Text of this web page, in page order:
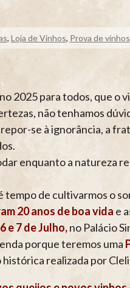
, Loja de Vinhos, Prova de vinhos
2025 para todos, que o
não tenhamos
se à ignorância, a
enquanto a natureza
tempo de cultivarmos o
20 anos de boa vida e
e 7 de Julho,no Palácio
porque teremos uma
realizada por